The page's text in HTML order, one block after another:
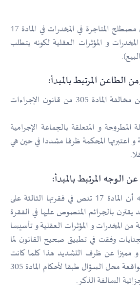
تجنب المشرع استعمال مصطلح المتاجرة في المخدرات في المادة 17
و المؤثرات العقلية لكونه يتطلب
الطاعن المرتبط بالمبدأ:
الوجه الثاني المأخوذ من مخالفة المادة 305 من قانون الإجراءات
المطروحة و المتعلقة بالجماعة الإجرامية
اعتبرتها المحكمة ظرفا مشددا في حين هي
الوجه المرتبط بالمبدأ:
حيـــث من المستقر عليه أن المادة 17 تنص في فقرتها الثالثة على
بالجرائم المنصوص عليها في الفقرة
من المخدرات و المؤثرات العقلية و تأسيسا
وفقت في تطبيق صحيح القانون لما
مميزا عن ظرف التشديد هذا كلما كانت
الإجابة بالإيجاب عن الواقعة محل السؤال طبقا لأحكام المادة 305
السالفة الذكر.